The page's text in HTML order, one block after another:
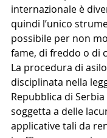
internazionale è
quindi l’unico
possibile per non
fame, di freddo o di
La procedura di asilo
disciplinata nella
Repubblica di
soggetta a delle
applicative tali da